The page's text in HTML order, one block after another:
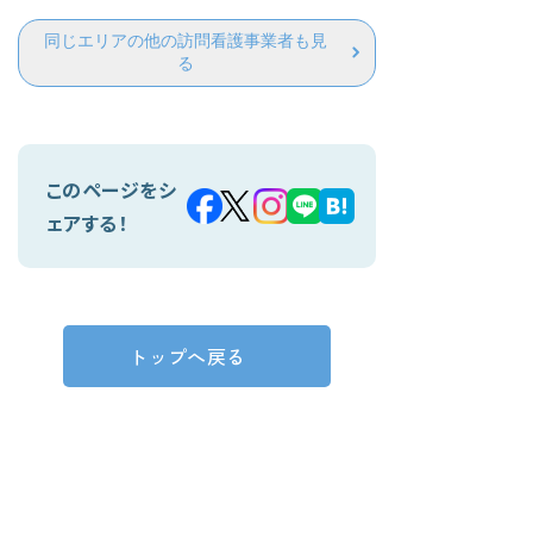
同じエリアの他の訪問看護事業者も見
る
このページをシ
ェアする！
トップへ戻る